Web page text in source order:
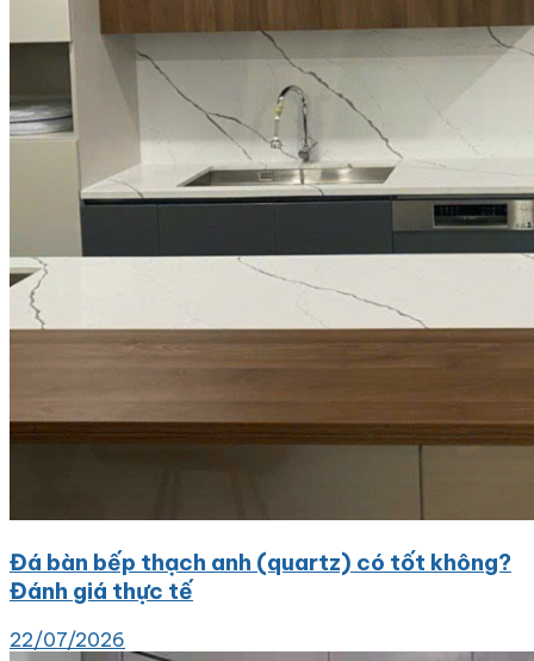
Đá bàn bếp thạch anh (quartz) có tốt không?
Đánh giá thực tế
22/07/2026